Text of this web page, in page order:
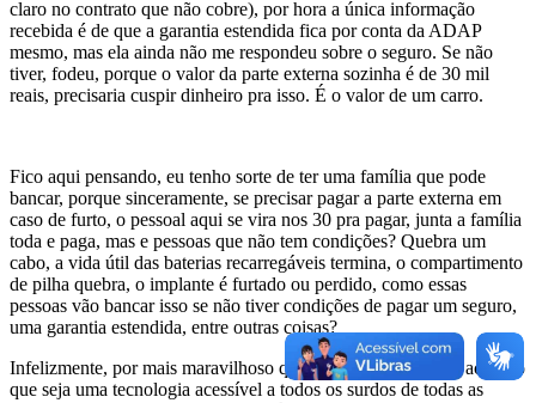
claro no contrato que não cobre), por hora a única informação
recebida é de que a garantia estendida fica por conta da ADAP
mesmo, mas ela ainda não me respondeu sobre o seguro. Se não
tiver, fodeu, porque o valor da parte externa sozinha é de 30 mil
reais, precisaria cuspir dinheiro pra isso. É o valor de um carro.
Fico aqui pensando, eu tenho sorte de ter uma família que pode
bancar, porque sinceramente, se precisar pagar a parte externa em
caso de furto, o pessoal aqui se vira nos 30 pra pagar, junta a família
toda e paga, mas e pessoas que não tem condições? Quebra um
cabo, a vida útil das baterias recarregáveis termina, o compartimento
de pilha quebra, o implante é furtado ou perdido, como essas
pessoas vão bancar isso se não tiver condições de pagar um seguro,
uma garantia estendida, entre outras coisas?
Infelizmente, por mais maravilhoso que seja o IC, ainda não acredito
que seja uma tecnologia acessível a todos os surdos de todas as